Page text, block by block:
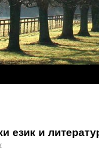
език и